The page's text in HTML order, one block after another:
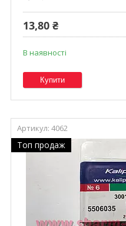
13,80 ₴
В наявності
Купити
4062
Топ продаж